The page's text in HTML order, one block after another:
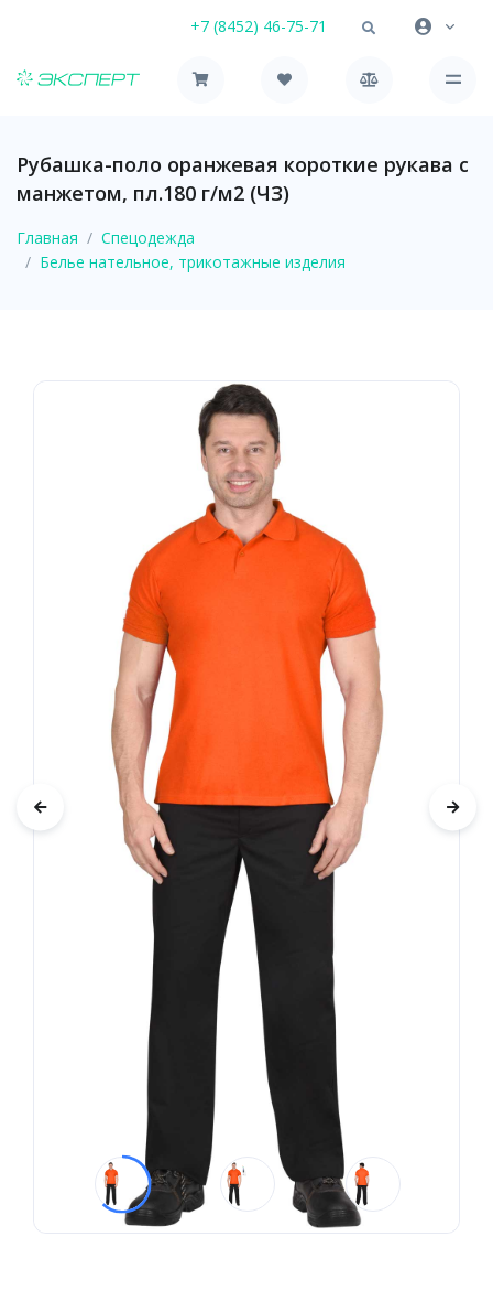
+7 (8452) 46-75-71
Рубашка-поло оранжевая короткие рукава с
манжетом, пл.180 г/м2 (ЧЗ)
Главная
Спецодежда
Белье нательное, трикотажные изделия